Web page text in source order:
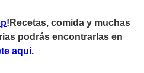
!Recetas, comida y muchas
podrás encontrarlas en
aquí.